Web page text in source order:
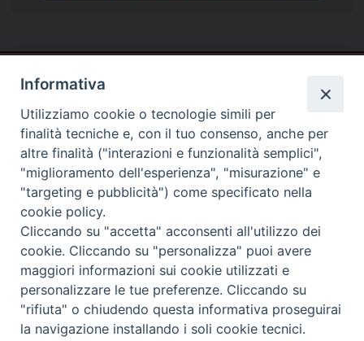
Piazza Duomo
81057 TEANO (CE)
Tel. 0823875428
Copyright © 2025
Informativa
Utilizziamo cookie o tecnologie simili per
finalità tecniche e, con il tuo consenso, anche per
altre finalità ("interazioni e funzionalità semplici",
"miglioramento dell'esperienza", "misurazione" e
"targeting e pubblicità") come specificato nella
cookie policy.
Cliccando su "accetta" acconsenti all'utilizzo dei
cookie. Cliccando su "personalizza" puoi avere
maggiori informazioni sui cookie utilizzati e
personalizzare le tue preferenze. Cliccando su
"rifiuta" o chiudendo questa informativa proseguirai
la navigazione installando i soli cookie tecnici.